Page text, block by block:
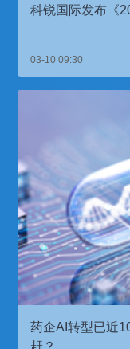
科锐国际发布《
03-10 09:30
药企AI转型已近
赶？